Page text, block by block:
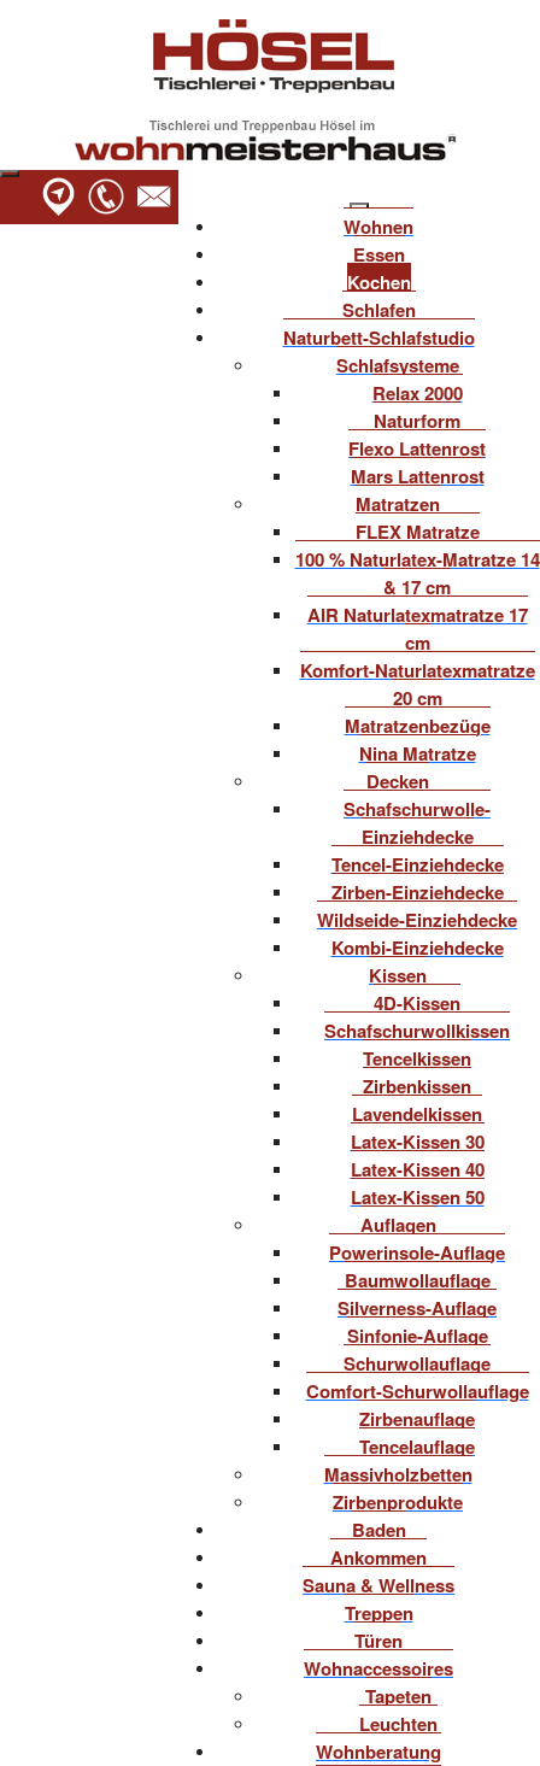
Wohnen
Essen
Kochen
Schlafen
Naturbett-Schlafstudio
Schlafsysteme
Relax 2000
Naturform
Flexo Lattenrost
Mars Lattenrost
Matratzen
FLEX Matratze
100 % Naturlatex-Matratze 14
& 17 cm
AIR Naturlatexmatratze 17
cm
Komfort-Naturlatexmatratze
20 cm
Matratzenbezüge
Nina Matratze
Decken
Schafschurwolle-
Einziehdecke
Tencel-Einziehdecke
Zirben-Einziehdecke
Wildseide-Einziehdecke
Kombi-Einziehdecke
Kissen
4D-Kissen
Schafschurwollkissen
Tencelkissen
Zirbenkissen
Lavendelkissen
Latex-Kissen 30
Latex-Kissen 40
Latex-Kissen 50
Auflagen
Powerinsole-Auflage
Baumwollauflage
Silverness-Auflage
Sinfonie-Auflage
Schurwollauflage
Comfort-Schurwollauflage
Zirbenauflage
Tencelauflage
Massivholzbetten
Zirbenprodukte
Baden
Ankommen
Sauna & Wellness
Treppen
Türen
Wohnaccessoires
Tapeten
Leuchten
Wohnberatung